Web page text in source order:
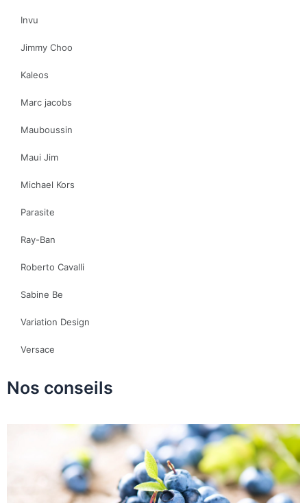
Invu
Jimmy Choo
Kaleos
Marc jacobs
Mauboussin
Maui Jim
Michael Kors
Parasite
Ray-Ban
Roberto Cavalli
Sabine Be
Variation Design
Versace
Nos conseils